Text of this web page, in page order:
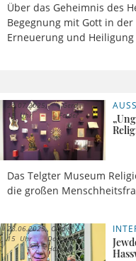
Über das Geheimnis des
Begegnung mit Gott in
Erneuerung und Heiligung
Das Telgter Museum
die großen
23.07.2025,
15 Uhr
Gerd
Felder
28.06.2025,
15 Uhr
Olga
Dolesniak-
Harczuk